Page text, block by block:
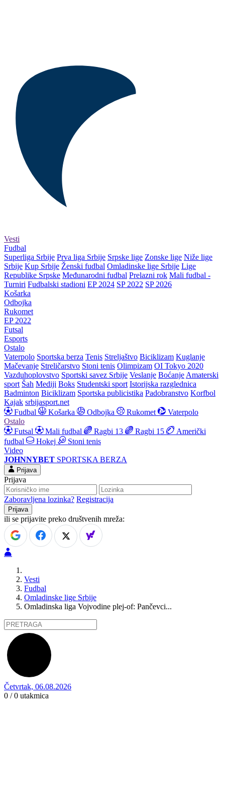
Vesti
Fudbal
Superliga Srbije Prva liga Srbije Srpske lige Zonske lige Niže lige
Srbije Kup Srbije Ženski fudbal Omladinske lige Srbije Lige
Republike Srpske Međunarodni fudbal Prelazni rok Mali fudbal -
Turniri Fudbalski stadioni EP 2024 SP 2022 SP 2026
Košarka
Odbojka
Rukomet
EP 2022
Futsal
Esports
Ostalo
Vaterpolo Sportska berza Tenis Streljaštvo Biciklizam Kuglanje
Mačevanje Streličarstvo Stoni tenis Olimpizam OI Tokyo 2020
Vazduhoplovstvo Sportski savez Srbije Veslanje Boćanje Amaterski
sport Šah Mediji Boks Studentski sport Istorijska razglednica
Badminton Biciklizam Sportska publicistika Padobranstvo Korfbol
Kajak srbijasport.net
Fudbal
Košarka Odbojka Rukomet
Vaterpolo
Ostalo
Futsal
Mali fudbal Ragbi 13 Ragbi 15
Američki
fudbal
Hokej
Stoni tenis
Video
JOHNNYBET SPORTSKA BERZA
Prijava
Prijava
Zaboravljena lozinka? Registracija
ili se prijavite preko društvenih mreža:
Vesti
Fudbal
Omladinske lige Srbije
Omladinska liga Vojvodine plej-of: Pančevci...
Četvrtak, 06.08.2026
0 / 0 utakmica